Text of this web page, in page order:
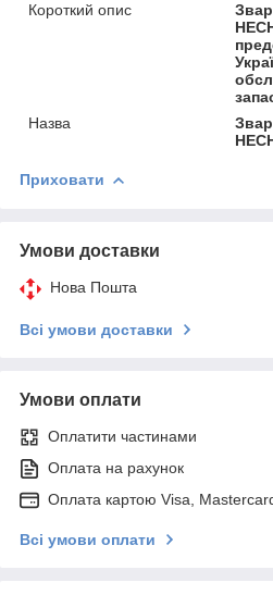
Короткий опис
Назва
Приховати
Умови доставки
Нова Пошта
Всі умови доставки
Умови оплати
Оплатити частинами
Оплата на рахунок
Оплата картою Visa,
Всі умови оплати